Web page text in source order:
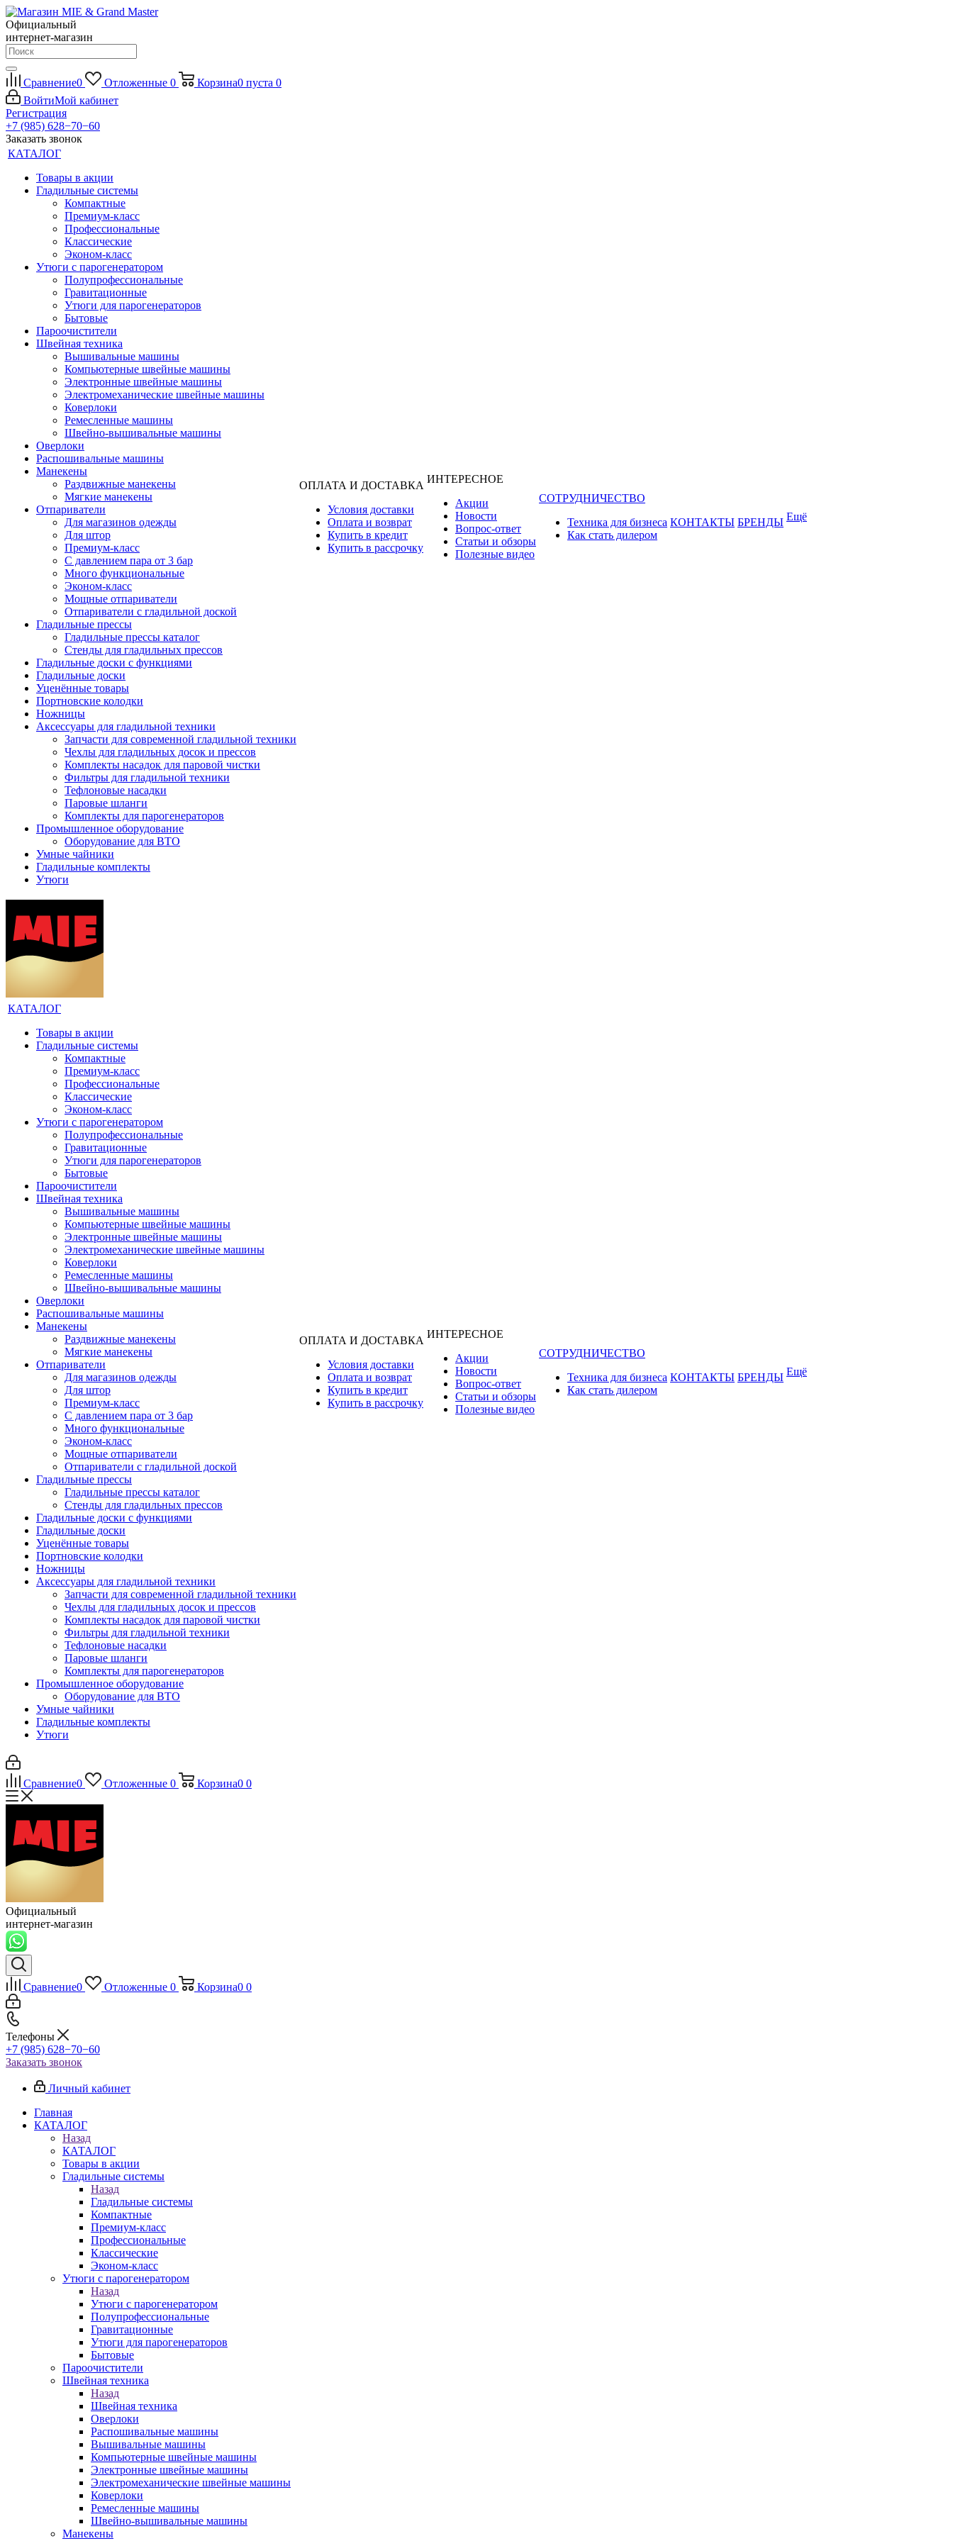
Официальный
интернет-магазин
Сравнение0 Отложенные 0 Корзина0 пуста 0
ВойтиМой кабинет
Регистрация
+7 (985) 628−70−60
Заказать звонок
КАТАЛОГ
Товары в акции
Гладильные системы
Компактные
Премиум-класс
Профессиональные
Классические
Эконом-класс
Утюги с парогенератором
Полупрофессиональные
Гравитационные
Утюги для парогенераторов
Бытовые
Пароочистители
Швейная техника
Вышивальные машины
Компьютерные швейные машины
Электронные швейные машины
Электромеханические швейные машины
Коверлоки
Ремесленные машины
Швейно-вышивальные машины
Оверлоки
Распошивальные машины
Манекены
Раздвижные манекены
Мягкие манекены
Отпариватели
Для магазинов одежды
Для штор
Премиум-класс
С давлением пара от 3 бар
Много функциональные
Эконом-класс
Мощные отпариватели
Отпариватели с гладильной доской
Гладильные прессы
Гладильные прессы каталог
Стенды для гладильных прессов
Гладильные доски с функциями
Гладильные доски
Уценённые товары
Портновские колодки
Ножницы
Аксессуары для гладильной техники
Запчасти для современной гладильной техники
Чехлы для гладильных досок и прессов
Комплекты насадок для паровой чистки
Фильтры для гладильной техники
Тефлоновые насадки
Паровые шланги
Комплекты для парогенераторов
Промышленное оборудование
Оборудование для ВТО
Умные чайники
Гладильные комплекты
Утюги
ОПЛАТА И ДОСТАВКА
Условия доставки
Оплата и возврат
Купить в кредит
Купить в рассрочку
ИНТЕРЕСНОЕ
Акции
Новости
Вопрос-ответ
Статьи и обзоры
Полезные видео
СОТРУДНИЧЕСТВО
Техника для бизнеса
Как стать дилером
КОНТАКТЫ БРЕНДЫ Ещё
КАТАЛОГ
Товары в акции
Гладильные системы
Компактные
Премиум-класс
Профессиональные
Классические
Эконом-класс
Утюги с парогенератором
Полупрофессиональные
Гравитационные
Утюги для парогенераторов
Бытовые
Пароочистители
Швейная техника
Вышивальные машины
Компьютерные швейные машины
Электронные швейные машины
Электромеханические швейные машины
Коверлоки
Ремесленные машины
Швейно-вышивальные машины
Оверлоки
Распошивальные машины
Манекены
Раздвижные манекены
Мягкие манекены
Отпариватели
Для магазинов одежды
Для штор
Премиум-класс
С давлением пара от 3 бар
Много функциональные
Эконом-класс
Мощные отпариватели
Отпариватели с гладильной доской
Гладильные прессы
Гладильные прессы каталог
Стенды для гладильных прессов
Гладильные доски с функциями
Гладильные доски
Уценённые товары
Портновские колодки
Ножницы
Аксессуары для гладильной техники
Запчасти для современной гладильной техники
Чехлы для гладильных досок и прессов
Комплекты насадок для паровой чистки
Фильтры для гладильной техники
Тефлоновые насадки
Паровые шланги
Комплекты для парогенераторов
Промышленное оборудование
Оборудование для ВТО
Умные чайники
Гладильные комплекты
Утюги
ОПЛАТА И ДОСТАВКА
Условия доставки
Оплата и возврат
Купить в кредит
Купить в рассрочку
ИНТЕРЕСНОЕ
Акции
Новости
Вопрос-ответ
Статьи и обзоры
Полезные видео
СОТРУДНИЧЕСТВО
Техника для бизнеса
Как стать дилером
КОНТАКТЫ БРЕНДЫ Ещё
Сравнение0 Отложенные 0 Корзина0 0
Официальный
интернет-магазин
Сравнение0 Отложенные 0 Корзина0 0
Телефоны
+7 (985) 628−70−60
Заказать звонок
Личный кабинет
Главная
КАТАЛОГ
Назад
КАТАЛОГ
Товары в акции
Гладильные системы
Назад
Гладильные системы
Компактные
Премиум-класс
Профессиональные
Классические
Эконом-класс
Утюги с парогенератором
Назад
Утюги с парогенератором
Полупрофессиональные
Гравитационные
Утюги для парогенераторов
Бытовые
Пароочистители
Швейная техника
Назад
Швейная техника
Оверлоки
Распошивальные машины
Вышивальные машины
Компьютерные швейные машины
Электронные швейные машины
Электромеханические швейные машины
Коверлоки
Ремесленные машины
Швейно-вышивальные машины
Манекены